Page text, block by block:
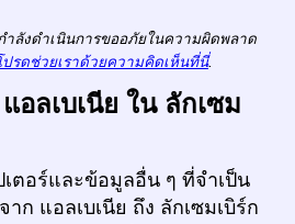
ลังดำเนินการขออภัยในความผิดพลาด
ปรดช่วยเราด้วยความคิดเห็นที่นี่.
อลเบเนีย ใน ลักเซม
ตอร์และข้อมูลอื่น ๆ ที่จำเป็น
ก แอลเบเนีย ถึง ลักเซมเบิร์ก